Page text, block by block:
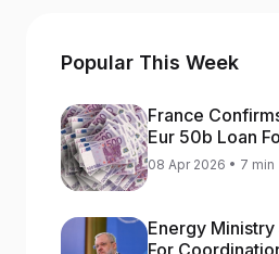
Popular This Week
France
Eur 50b Loan
08 Apr 2026 • 7 min
Energy Ministry
For